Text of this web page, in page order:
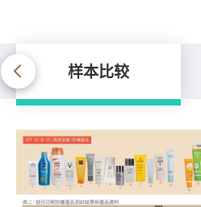
样本比较
样本比较